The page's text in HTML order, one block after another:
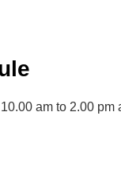
am to 2.00 pm